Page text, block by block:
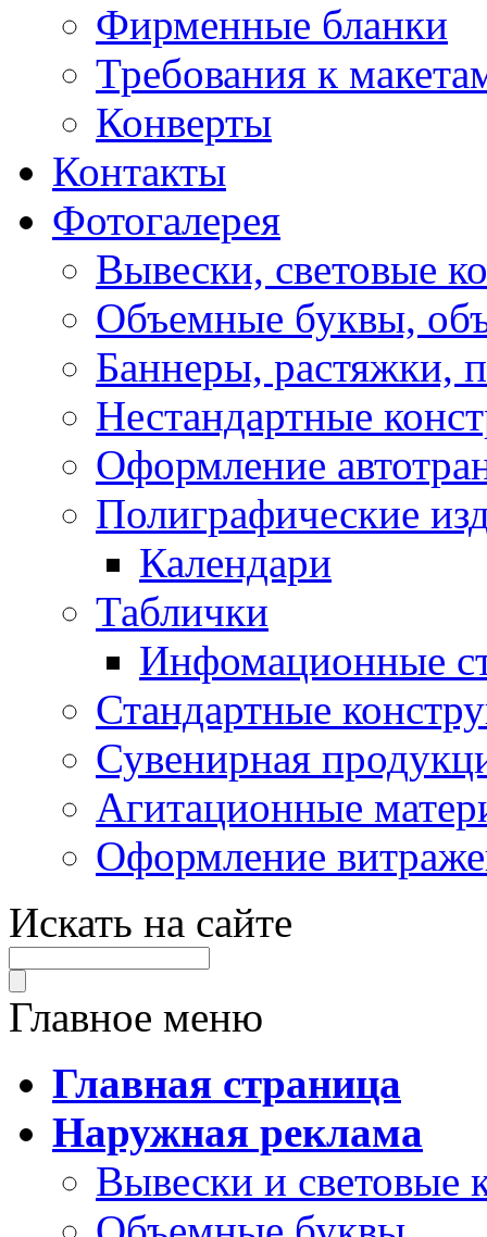
Фирменные бланки
Требования к
Конверты
Контакты
Фотогалерея
Вывески, световые
Объемные буквы,
Баннеры, растяжки,
Нестандартные
Оформление
Полиграфические
Календари
Таблички
Инфомационные
Стандартные
Сувенирная
Агитационные
Оформление
Искать на сайте
Главное меню
Главная страница
Наружная реклама
Вывески и световые